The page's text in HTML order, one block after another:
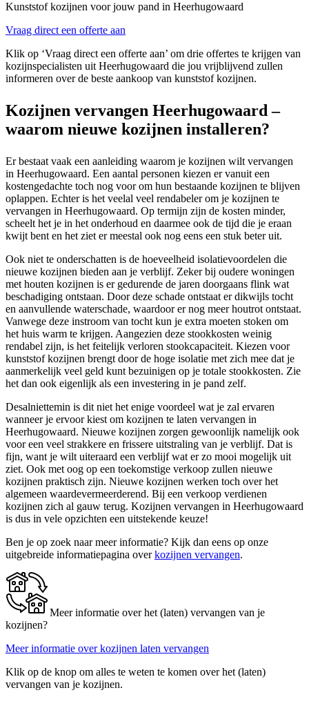
Kunststof kozijnen voor jouw pand in Heerhugowaard
Vraag direct een offerte aan
Klik op ‘Vraag direct een offerte aan’ om drie offertes te krijgen van
kozijnspecialisten uit Heerhugowaard die jou vrijblijvend zullen
informeren over de beste aankoop van kunststof kozijnen.
Kozijnen vervangen Heerhugowaard –
waarom nieuwe kozijnen installeren?
Er bestaat vaak een aanleiding waarom je kozijnen wilt vervangen
in Heerhugowaard. Een aantal personen kiezen er vanuit een
kostengedachte toch nog voor om hun bestaande kozijnen te blijven
oplappen. Echter is het veelal veel rendabeler om je kozijnen te
vervangen in Heerhugowaard. Op termijn zijn de kosten minder,
scheelt het je in het onderhoud en daarmee ook de tijd die je eraan
kwijt bent en het ziet er meestal ook nog eens een stuk beter uit.
Ook niet te onderschatten is de hoeveelheid isolatievoordelen die
nieuwe kozijnen bieden aan je verblijf. Zeker bij oudere woningen
met houten kozijnen is er gedurende de jaren doorgaans flink wat
beschadiging ontstaan. Door deze schade ontstaat er dikwijls tocht
en aanvullende waterschade, waardoor er nog meer houtrot ontstaat.
Vanwege deze instroom van tocht kun je extra moeten stoken om
het huis warm te krijgen. Aangezien deze stookkosten weinig
rendabel zijn, is het feitelijk verloren stookcapaciteit. Kiezen voor
kunststof kozijnen brengt door de hoge isolatie met zich mee dat je
aanmerkelijk veel geld kunt bezuinigen op je totale stookkosten. Zie
het dan ook eigenlijk als een investering in je pand zelf.
Desalniettemin is dit niet het enige voordeel wat je zal ervaren
wanneer je ervoor kiest om kozijnen te laten vervangen in
Heerhugowaard. Nieuwe kozijnen zorgen gewoonlijk namelijk ook
voor een veel strakkere en frissere uitstraling van je verblijf. Dat is
fijn, want je wilt uiteraard een verblijf wat er zo mooi mogelijk uit
ziet. Ook met oog op een toekomstige verkoop zullen nieuwe
kozijnen praktisch zijn. Nieuwe kozijnen werken toch over het
algemeen waardevermeerderend. Bij een verkoop verdienen
kozijnen zich al gauw terug. Kozijnen vervangen in Heerhugowaard
is dus in vele opzichten een uitstekende keuze!
Ben je op zoek naar meer informatie? Kijk dan eens op onze
uitgebreide informatiepagina overkozijnen vervangen.
Meer informatie over het (laten) vervangen van je
kozijnen?
Meer informatie over kozijnen laten vervangen
Klik op de knop om alles te weten te komen over het (laten)
vervangen van je kozijnen.